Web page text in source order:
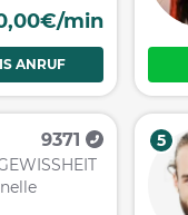
min
ANRUF
9371 5